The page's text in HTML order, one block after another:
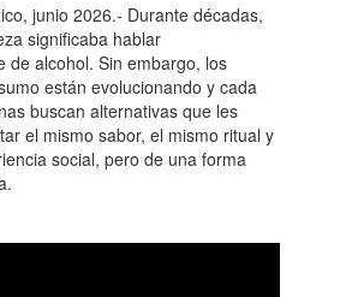
junio 2026.- Durante décadas,
significaba hablar
de alcohol. Sin embargo, los
están evolucionando y cada
buscan alternativas que les
el mismo sabor, el mismo ritual y
social, pero de una forma